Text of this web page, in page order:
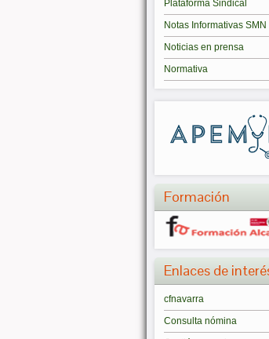
Plataforma Sindical
Notas Informativas SMN
Noticias en prensa
Normativa
Formación
Enlaces de
cfnavarra
Consulta nómina